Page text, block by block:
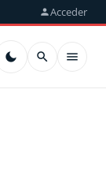
Acceder